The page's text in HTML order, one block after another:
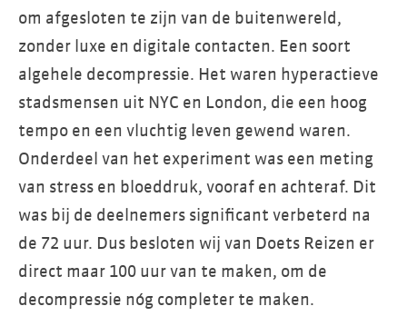
om afgesloten te zijn van de buitenwereld,
zonder luxe en digitale contacten. Een soort
algehele decompressie. Het waren hyperactieve
stadsmensen uit NYC en London, die een hoog
tempo en een vluchtig leven gewend waren.
Onderdeel van het experiment was een meting
van stress en bloeddruk, vooraf en achteraf. Dit
was bij de deelnemers significant verbeterd na
de 72 uur. Dus besloten wij van Doets Reizen er
direct maar 100 uur van te maken, om de
decompressie nóg completer te maken.